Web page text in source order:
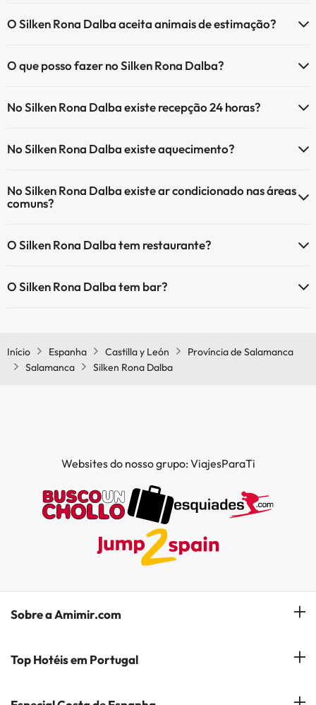
O Silken Rona Dalba aceita animais de estimação?
O que posso fazer no Silken Rona Dalba?
podem ser pagas):
No Silken Rona Dalba existe recepção 24 horas?
No Silken Rona Dalba existe aquecimento?
No Silken Rona Dalba existe ar condicionado nas áreas
comuns?
O Silken Rona Dalba tem restaurante?
O Silken Rona Dalba tem bar?
Início Espanha Castilla y León
Província de Salamanca
Salamanca
Silken Rona Dalba
Websites do nosso grupo: ViajesParaTi
Sobre a Amimir.com
Quem somos?
Top Hotéis em Portugal
Hóteis em Lisboa